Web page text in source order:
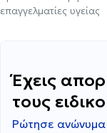
επαγγελματίες υγείας
Έχεις
τους
Ρώτησε ανώνυμα